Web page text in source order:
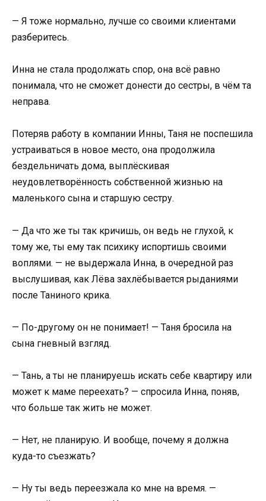
— Я тоже нормально, лучше со своими клиентами
разберитесь.
Инна не стала продолжать спор, она всё равно
понимала, что не сможет донести до сестры, в чём та
неправа.
Потеряв работу в компании Инны, Таня не поспешила
устраиваться в новое место, она продолжила
бездельничать дома, выплёскивая
неудовлетворённость собственной жизнью на
маленького сына и старшую сестру.
— Да что же ты так кричишь, он ведь не глухой, к
тому же, ты ему так психику испортишь своими
воплями. — не выдержала Инна, в очередной раз
выслушивая, как Лёва захлёбывается рыданиями
после Таниного крика.
— По-другому он не понимает! — Таня бросила на
сына гневный взгляд.
— Тань, а ты не планируешь искать себе квартиру или
может к маме переехать? — спросила Инна, поняв,
что больше так жить не может.
— Нет, не планирую. И вообще, почему я должна
куда-то съезжать?
— Ну ты ведь переезжала ко мне на время. —